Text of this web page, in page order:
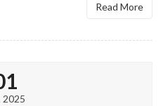
Read More
2025